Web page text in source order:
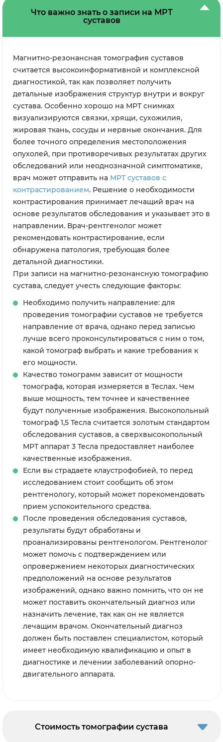
Что важно знать о записи на МРТ
суставов
Магнитно-резонансная томография суставов
считается высокоинформативной и комплексной
диагностикой, так как позволяет получить
детальные изображения структур внутри и вокруг
сустава. Особенно хорошо на МРТ снимках
визуализируются связки, хрящи, сухожилия,
жировая ткань, сосуды и нервные окончания. Для
более точного определения местоположения
опухолей, при противоречивых результатах других
обследований или неоднозначной симптоматике,
врач может отправить на МРТ суставов с
контрастированием. Решение о необходимости
контрастирования принимает лечащий врач на
основе результатов обследования и указывает это в
направлении. Врач-рентгенолог может
рекомендовать контрастирование, если
обнаружена патология, требующая более
детальной диагностики.
При записи на магнитно-резонансную томографию
сустава, следует учесть следующие факторы:
Необходимо получить направление: для
проведения томографии суставов не требуется
направление от врача, однако перед записью
лучше всего проконсультироваться с ним о том,
какой томограф выбрать и какие требования к
его мощности.
Качество томограмм зависит от мощности
томографа, которая измеряется в Теслах. Чем
выше мощность, тем точнее и качественнее
будут полученные изображения. Высокопольный
томограф 1,5 Тесла считается золотым стандартом
обследования суставов, а сверхвысокопольный
МРТ аппарат 3 Тесла предоставляет наиболее
качественные изображения.
Если вы страдаете клаустрофобией, то перед
исследованием стоит сообщить об этом
рентгенологу, который может порекомендовать
прием успокоительного средства.
После проведения обследования суставов,
результаты будут обработаны и
проанализированы рентгенологом. Рентгенолог
может помочь с подтверждением или
опровержением некоторых диагностических
предположений на основе результатов
изображений, однако важно помнить, что он не
может поставить окончательный диагноз или
назначить лечение, так как он не является
лечащим врачом. Окончательный диагноз
должен быть поставлен специалистом, который
имеет необходимую квалификацию и опыт в
диагностике и лечении заболеваний опорно-
двигательного аппарата.
Стоимость томографии сустава